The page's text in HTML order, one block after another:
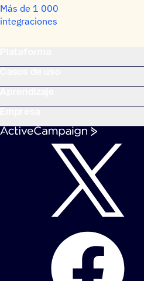
Más de 1 000
integraciones